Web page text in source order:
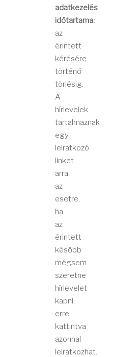
adatkezelés
időtartama:
az
érintett
kérésére
történő
törlésig.
A
hírlevelek
tartalmaznak
egy
leiratkozó
linket
arra
az
esetre,
ha
az
érintett
később
mégsem
szeretne
hírlevelet
kapni,
erre
kattintva
azonnal
leiratkozhat.